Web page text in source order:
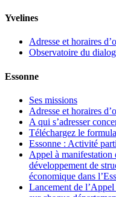
Yvelines
Adresse et horaires
Observatoire du
Essonne
Ses missions
Adresse et horaires
A qui s’adresser
Téléchargez le
Essonne : Activité
Appel à manifestation
développement de
économique dans
Lancement de